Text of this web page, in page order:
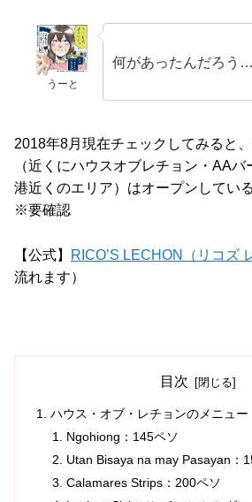
うーと
何があったんだろう…
2018年8月現在チェックしてみると
（近くにハウスオブレチョン・AA
港近くのエリア）はオープンしてい
※要確認
【公式】 RICO’S LECHON（リコズ
流れます）
目次
ハウス・オブ・レチョンのメニュー
Ngohiong：145ペソ
Utan Bisaya na may Pasayan：
Calamares Strips：200ペソ